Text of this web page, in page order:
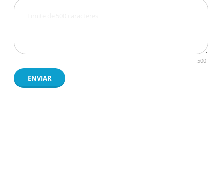
500
ENVIAR